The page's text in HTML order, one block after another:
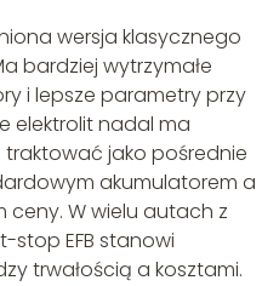
wersja klasycznego
bardziej wytrzymałe
i lepsze parametry przy
elektrolit nadal ma
jako pośrednie
akumulatorem a
ceny. W wielu autach z
stop EFB stanowi
trwałością a kosztami.